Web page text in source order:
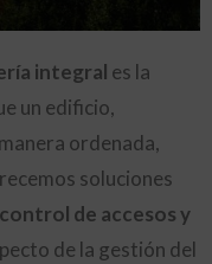
integral es la
un edificio,
ordenada,
soluciones
de accesos y
de la gestión del